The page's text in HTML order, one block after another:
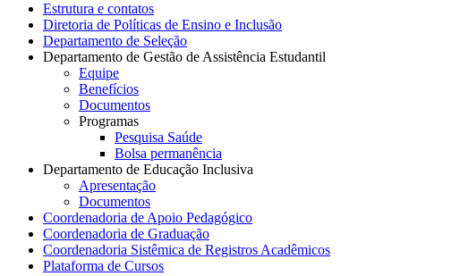
Estrutura e contatos
Diretoria de Políticas de Ensino e Inclusão
Departamento de Seleção
Departamento de Gestão de Assistência Estudantil
Equipe
Benefícios
Documentos
Programas
Pesquisa Saúde
Bolsa permanência
Departamento de Educação Inclusiva
Apresentação
Documentos
Coordenadoria de Apoio Pedagógico
Coordenadoria de Graduação
Coordenadoria Sistêmica de Registros Acadêmicos
Plataforma de Cursos